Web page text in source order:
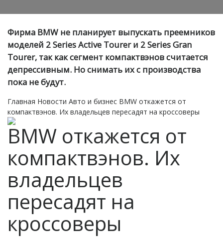
Фирма BMW не планирует выпускать преемников
моделей 2 Series Active Tourer и 2 Series Gran
Tourer, так как сегмент компактвэнов считается
депрессивным. Но снимать их с производства
пока не будут.
Главная Новости Авто и бизнес BMW откажется от
компактвэнов. Их владельцев пересадят на кроссоверы
BMW откажется от
компактвэнов. Их
владельцев
пересадят на
кроссоверы